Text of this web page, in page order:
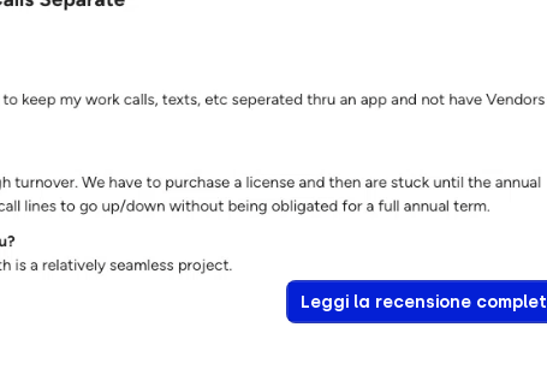
Leggi la recensione